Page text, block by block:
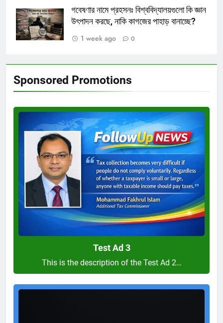
গবেষণার নামে প্রহসনঃ বিশ্ববিদ্যালয়গুলো কি জ্ঞান
উৎপাদন করছে, নাকি কাগজের পাহাড় বানাচ্ছে?
1 week ago
0
Sponsored Promotions
Ad
3
Test Ad 3
This is the description of the Test Ad 2…